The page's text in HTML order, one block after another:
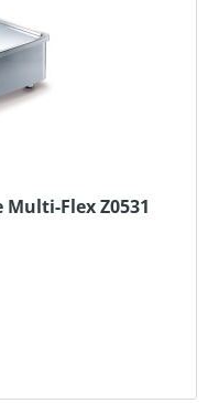
Flex Z0531